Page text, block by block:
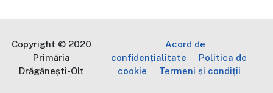
Copyright © 2020
Primăria
Drăgănești-Olt
Acord de
confidențialitate
Politica de
cookie
Termeni și condiții